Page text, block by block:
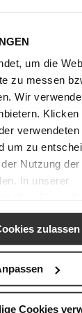
um die
zu messen
Wir
Klicken
um zu
Nutzung der
In unserer
zulassen
Cookies
benefits:
orders and